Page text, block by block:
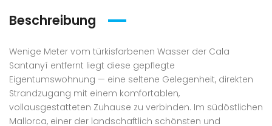
Beschreibung
Wenige Meter vom türkisfarbenen Wasser der Cala
Santanyí entfernt liegt diese gepflegte
Eigentumswohnung — eine seltene Gelegenheit, direkten
Strandzugang mit einem komfortablen,
vollausgestatteten Zuhause zu verbinden. Im südöstlichen
Mallorca, einer der landschaftlich schönsten und